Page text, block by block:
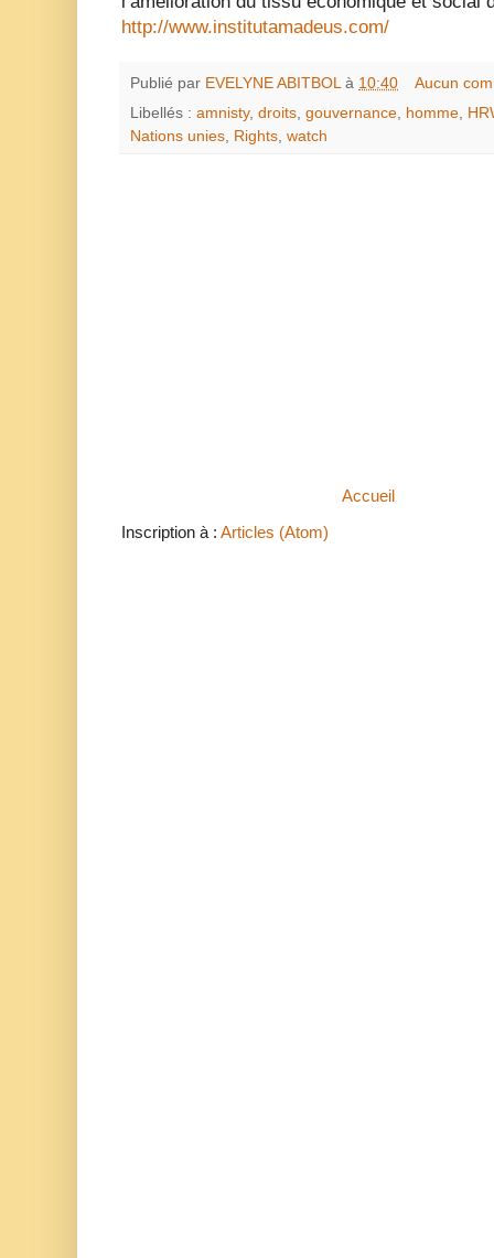
http://www.institutamadeus.com/
Publié par EVELYNE ABITBOL à 10:40
Aucun
Libellés : amnisty, droits gouvernance homme
Nations unies
Rights watch
Accueil
Inscription à : Articles (Atom)